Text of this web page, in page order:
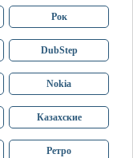
Рок
DubStep
Nokia
Казахские
Ретро